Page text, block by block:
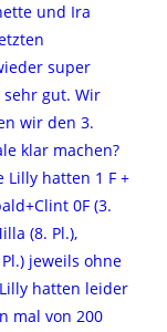
und Ira
super
gut. Wir
wir den 3.
klar machen?
Lilly hatten 1 F +
0F (3.
(8. Pl.),
jeweils ohne
hatten leider
mal von 200